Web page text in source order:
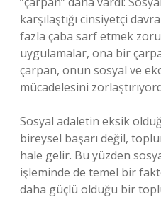
karşılaştığı cinsiyetçi
fazla çaba sarf etmek
uygulamalar, ona bir
çarpan, onun sosyal ve
mücadelesini
Sosyal adaletin eksik
bireysel başarı değil,
hale gelir. Bu yüzden
işleminde de temel bir
daha güçlü olduğu bir